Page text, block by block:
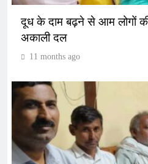
दूध के दाम बढ़ने से आम लोगों
अकाली दल
11 months ago